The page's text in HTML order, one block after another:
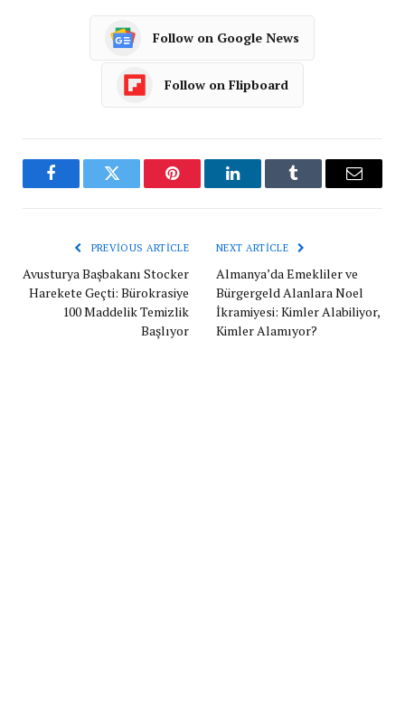
Follow on Google News
Follow on Flipboard
FacebookTwitter Pinterest LinkedInTumblr Email
PREVIOUS ARTICLE
Avusturya Başbakanı Stocker
Harekete Geçti: Bürokrasiye
100 Maddelik Temizlik
Başlıyor
NEXT ARTICLE
Almanya’da Emekliler ve
Bürgergeld Alanlara Noel
İkramiyesi: Kimler Alabiliyor,
Kimler Alamıyor?